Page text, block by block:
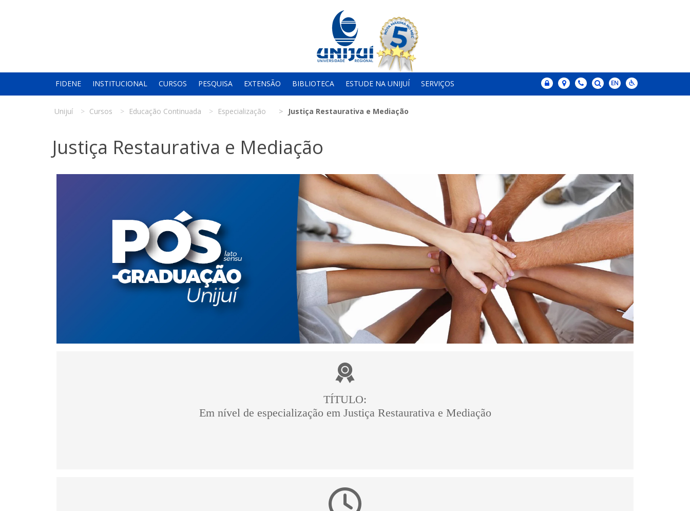
FIDENE INSTITUCIONAL CURSOS PESQUISA EXTENSÃO BIBLIOTECA ESTUDE NA UNIJUÍ SERVIÇOS
Unijuí Cursos Educação Continuada Especialização Justiça Restaurativa e Mediação
Justiça Restaurativa e Mediação